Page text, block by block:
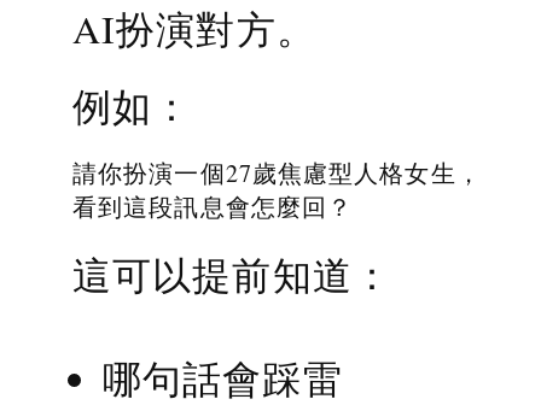
AI扮演對方。
例如：
請你扮演一個27歲焦慮型人格女生，
看到這段訊息會怎麼回？
這可以提前知道：
哪句話會踩雷